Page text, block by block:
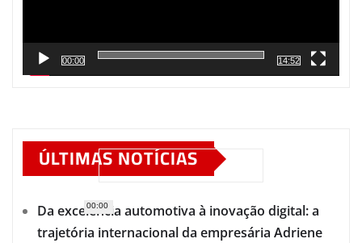
00:00
00:00
14:52
ÚLTIMAS NOTÍCIAS
Da excelência automotiva à inovação digital: a
trajetória internacional da empresária Adriene